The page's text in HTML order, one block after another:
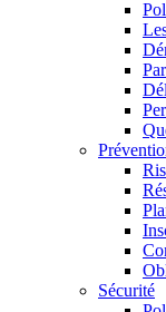
Sécurité